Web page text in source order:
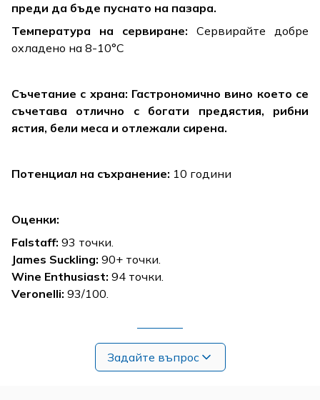
преди да бъде пуснато на пазара.
Температура на сервиране: Сервирайте добре
охладено на 8-10°C
Съчетание с храна: Гастрономично вино което се
съчетава отлично с богати предястия, рибни
ястия, бели меса и отлежали сирена.
Потенциал на съхранение: 10 години
Оценки:
Falstaff: 93 точки.
James Suckling: 90+ точки.
Wine Enthusiast: 94 точки.
Veronelli: 93/100.
Задайте въпрос